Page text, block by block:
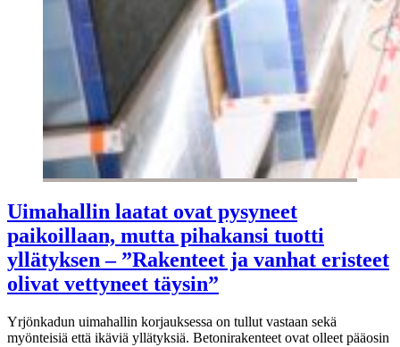
Uimahallin laatat ovat pysyneet
paikoillaan, mutta pihakansi tuotti
yllätyksen – ”Rakenteet ja vanhat eristeet
olivat vettyneet täysin”
Yrjönkadun uimahallin korjauksessa on tullut vastaan sekä
myönteisiä että ikäviä yllätyksiä. Betonirakenteet ovat olleet pääosin